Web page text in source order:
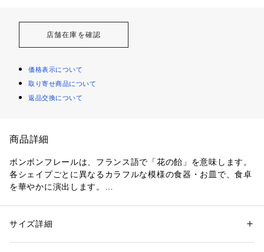
店舗在庫を確認
価格表示について
取り寄せ商品について
返品交換について
商品詳細
ボンボンフレールは、フランス語で「花の飴」を意味します。
各シェイプごとに異なるカラフルな模様の食器・お皿で、食卓
を華やかに演出します。
●電子レンジ対応
性別：レディース
素材：全面積層強化ガラス
サイズ詳細